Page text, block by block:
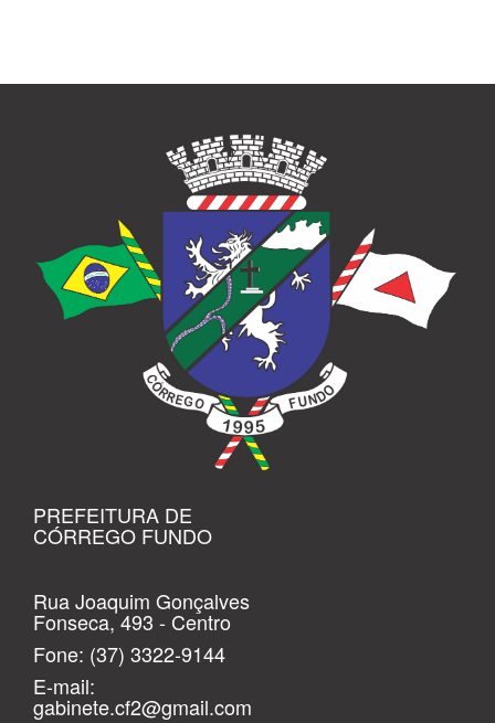
PREFEITURA DE
CÓRREGO FUNDO
Rua Joaquim Gonçalves
Fonseca, 493 - Centro
Fone: (37) 3322-9144
E-mail:
gabinete.cf2@gmail.com